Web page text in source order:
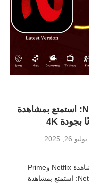
تحميل تطبيق NETMIRROR APP: استمتع بمشاهدة
يوليو 26, 2025
تحميل تطبيق NetMirror app: استمتع بمشاهدة Netflix وPrime
مجانًا بجودة 4K تحميل تطبيق NetMirror app: استمتع بمشاهدة